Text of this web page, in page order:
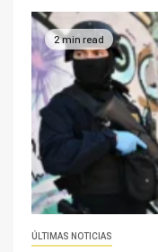
2 min read
ÚLTIMAS NOTICIAS